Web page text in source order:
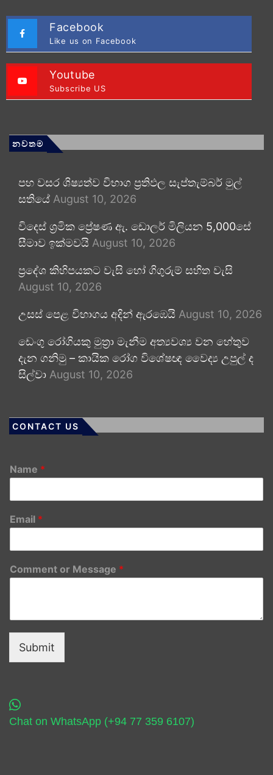
Facebook
Like us on Facebook
Youtube
Subscribe US
නවතම
පහ වසර ශිෂ්‍යත්ව විභාග ප්‍රතිඵල සැප්තැම්බර් මුල්
සතියේ August 10, 2026
විදෙස් ශ්‍රමික ප්‍රේෂණ ඇ. ඩොලර් මිලියන 5,000සේ
සීමාව ඉක්මවයි August 10, 2026
ප්‍රදේශ කිහිපයකට වැසි හෝ ගිගුරුම් සහිත වැසි
August 10, 2026
උසස් පෙළ විභාගය අදින් ඇරඹෙයි August 10, 2026
ඩෙංගු රෝගියකු ⁣මුත්‍රා මැනීම අත්‍යවශ්‍ය වන හේතුව
දැන ගනිමු – කායික රෝග විශේෂඥ වෛද්‍ය උපුල් ද
සිල්වා August 10, 2026
CONTACT US
Name *
Email *
Comment or Message *
Submit
Chat on WhatsApp (+94 77 359 6107)